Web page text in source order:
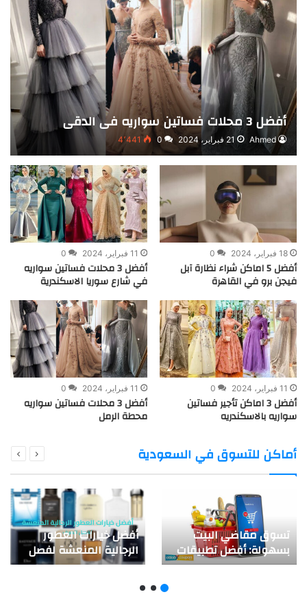
أفضل 3 محلات فساتين سواريه في الدقى
Ahmed 21 فبراير، 2024 0 4٬441
18 فبراير، 2024 0
أفضل 5 اماكن شراء نظارة آبل
فيجن برو في القاهرة
11 فبراير، 2024 0
أفضل 3 محلات فساتين سواريه
في شارع سوريا الاسكندرية
11 فبراير، 2024 0
أفضل 3 اماكن تأجير فساتين
سواريه بالاسكندريه
11 فبراير، 2024 0
أفضل 3 محلات فساتين سواريه
محطة الرمل
أماكن للتسوق في السعودية
تسوق مقاضي البيت
بسهولة: أفضل تطبيقات
الطعام اونلاين في
أفضل خيارات العطور
الرجالية المنعشة لفصل
الصيف